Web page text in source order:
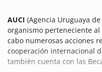
AUCI (Agencia Uruguaya
organismo perteneciente
cabo numerosas acciones
cooperación internacional
también cuenta con las